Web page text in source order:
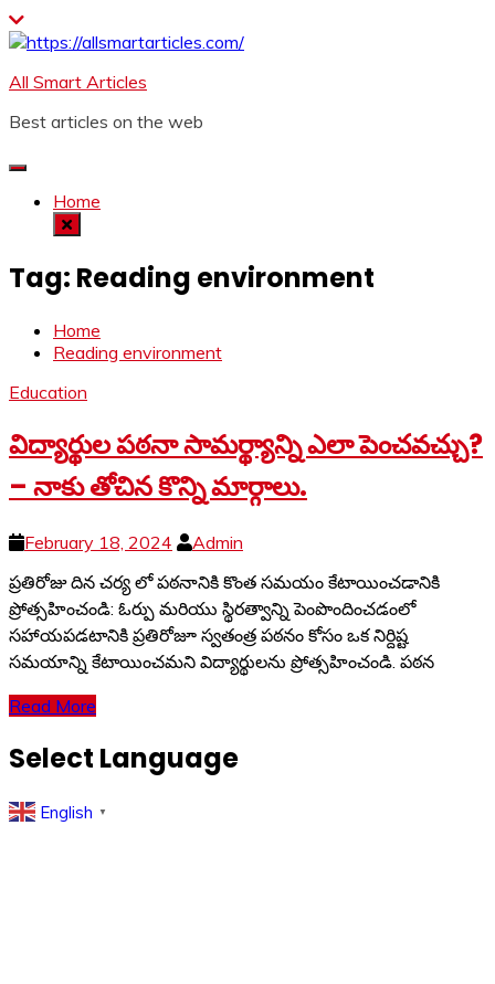
Skip
to
All Smart Articles
Best articles on the web
Home
Tag: Reading environment
Home
Reading environment
Education
విద్యార్థుల పఠనా సామర్థ్యాన్ని ఎలా పెంచవచ్చు?
– నాకు తోచిన కొన్ని మార్గాలు.
February 18, 2024
Admin
ప్రతిరోజు దిన చర్య లో పఠనానికి కొంత సమయం కేటాయించడానికి
ప్రోత్సహించండి: ఓర్పు మరియు స్థిరత్వాన్ని పెంపొందించడంలో
సహాయపడటానికి ప్రతిరోజూ స్వతంత్ర పఠనం కోసం ఒక నిర్దిష్ట
సమయాన్ని కేటాయించమని విద్యార్థులను ప్రోత్సహించండి. పఠన
Read More
Select Language
English ▼